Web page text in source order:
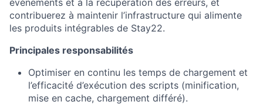
événements et à la récupération des erreurs, et
contribuerez à maintenir l’infrastructure qui alimente
les produits intégrables de Stay22.
Principales responsabilités
Optimiser en continu les temps de chargement et
l’efficacité d’exécution des scripts (minification,
mise en cache, chargement différé).